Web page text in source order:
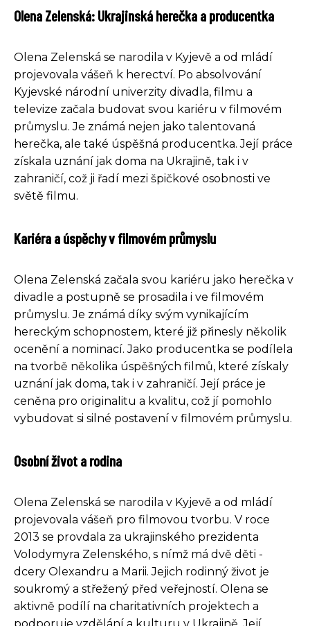
Olena Zelenská: Ukrajinská herečka a producentka
Olena Zelenská se narodila v Kyjevě a od mládí
projevovala vášeň k herectví. Po absolvování
Kyjevské národní univerzity divadla, filmu a
televize začala budovat svou kariéru v filmovém
průmyslu. Je známá nejen jako talentovaná
herečka, ale také úspěšná producentka. Její práce
získala uznání jak doma na Ukrajině, tak i v
zahraničí, což ji řadí mezi špičkové osobnosti ve
světě filmu.
Kariéra a úspěchy v filmovém průmyslu
Olena Zelenská začala svou kariéru jako herečka v
divadle a postupně se prosadila i ve filmovém
průmyslu. Je známá díky svým vynikajícím
hereckým schopnostem, které již přinesly několik
ocenění a nominací. Jako producentka se podílela
na tvorbě několika úspěšných filmů, které získaly
uznání jak doma, tak i v zahraničí. Její práce je
ceněna pro originalitu a kvalitu, což jí pomohlo
vybudovat si silné postavení v filmovém průmyslu.
Osobní život a rodina
Olena Zelenská se narodila v Kyjevě a od mládí
projevovala vášeň pro filmovou tvorbu. V roce
2013 se provdala za ukrajinského prezidenta
Volodymyra Zelenského, s nímž má dvě děti -
dcery Olexandru a Marii. Jejich rodinný život je
soukromý a střežený před veřejností. Olena se
aktivně podílí na charitativních projektech a